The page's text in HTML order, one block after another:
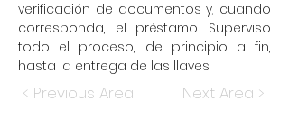
verificación de documentos y, cuando
corresponda, el préstamo. Superviso
todo el proceso, de principio a fin,
hasta la entrega de las llaves.
< Previous Area Next Area >